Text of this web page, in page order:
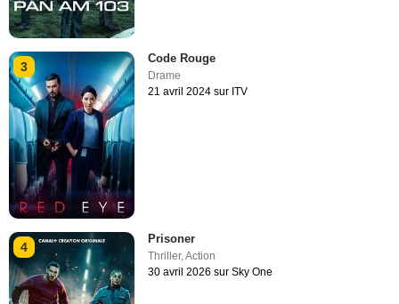
3
Code Rouge
Drame
21 avril 2024 sur ITV
4
Prisoner
Thriller,Action
30 avril 2026 sur Sky One